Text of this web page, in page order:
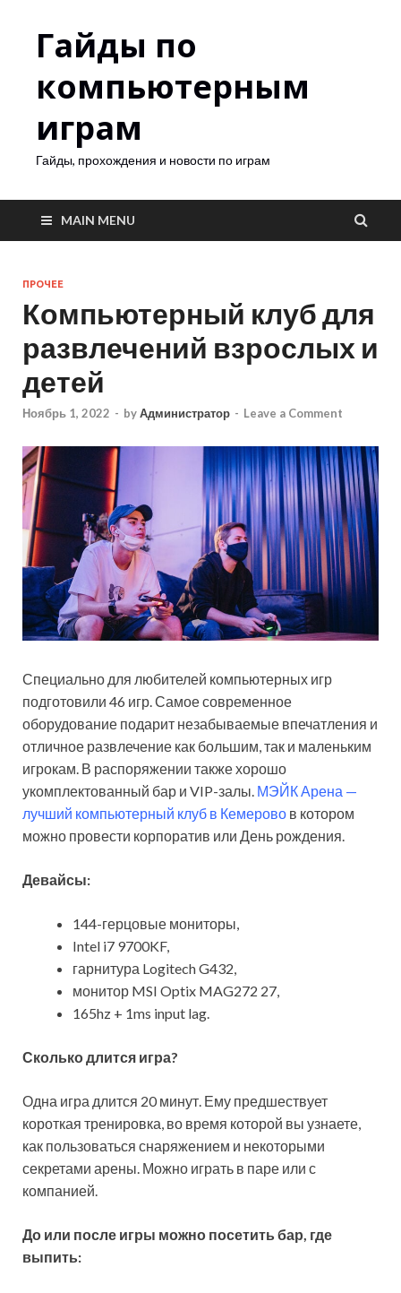
Гайды по
компьютерным
играм
Гайды, прохождения и новости по играм
MAIN MENU
ПРОЧЕЕ
Компьютерный клуб для
развлечений взрослых и
детей
Ноябрь 1, 2022 - byАдминистратор - Leave a Comment
Специально для любителей компьютерных игр
подготовили 46 игр. Самое современное
оборудование подарит незабываемые впечатления и
отличное развлечение как большим, так и маленьким
игрокам. В распоряжении также хорошо
укомплектованный бар и VIP-залы. МЭЙК Арена —
лучший компьютерный клуб в Кемерово в котором
можно провести корпоратив или День рождения.
Девайсы:
144-герцовые мониторы,
Intel i7 9700KF,
гарнитура Logitech G432,
монитор MSI Optix MAG272 27,
165hz + 1ms input lag.
Сколько длится игра?
Одна игра длится 20 минут. Ему предшествует
короткая тренировка, во время которой вы узнаете,
как пользоваться снаряжением и некоторыми
секретами арены. Можно играть в паре или с
компанией.
До или после игры можно посетить бар, где
выпить: